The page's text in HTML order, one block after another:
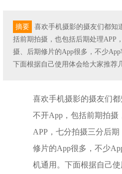
摘要
喜欢手机摄影的摄友们都知
括前期拍摄，也包括后期处理APP
摄、后期修片的App很多，不少
下面根据自己使用体会给大家推荐
喜欢手机摄影的摄友们
不开App，包括前期拍摄
APP，七分拍摄三分后
修片的App很多，不少
机通用。下面根据自己